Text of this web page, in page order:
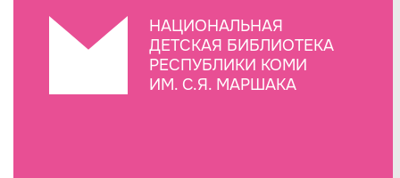
НАЦИОНАЛЬНАЯ
ДЕТСКАЯ БИБЛИОТЕКА
РЕСПУБЛИКИ КОМИ
ИМ. С.Я. МАРШАКА